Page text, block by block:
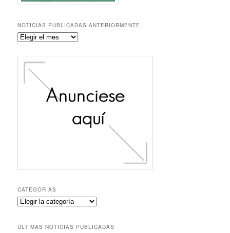
NOTICIAS PUBLICADAS ANTERIORMENTE
Noticias
anteriormente
CATEGORIAS
Categorias
ÚLTIMAS NOTICIAS PUBLICADAS